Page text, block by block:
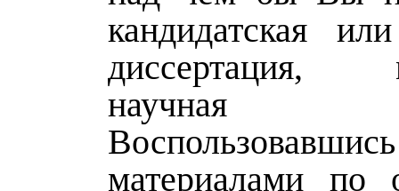
кандидатская
диссертация,
научная
Воспользовавшись
материалами по